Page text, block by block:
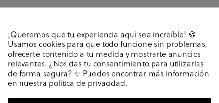
Sudadera de señora bloom&you B&Y SWEATSHIRT en
nude. . Hecho en Europa.
Referencia211399
¡Queremos que tu experiencia aquí sea increíble! 🍪
Usamos cookies para que todo funcione sin problemas,
ofrecerte contenido a tu medida y mostrarte anuncios
relevantes. ¿Nos das tu consentimiento para utilizarlas
de forma segura? ✨ Puedes encontrar más información
en nuestra política de privacidad.